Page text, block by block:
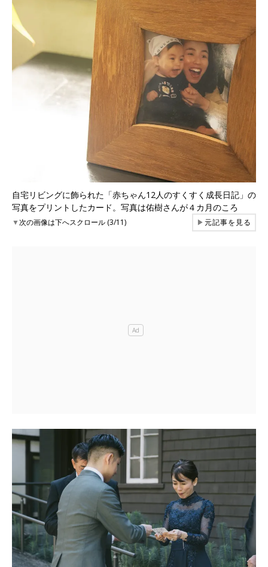
自宅リビングに飾られた「赤ちゃん12人のすくすく成長日記」の
写真をプリントしたカード。写真は佑樹さんが４カ月のころ
▼次の画像は下へスクロール (3/11) ▶元記事を見る